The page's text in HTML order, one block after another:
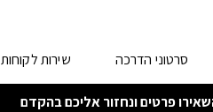
סרטוני הדרכה שירות לקוחות
פרטים ונחזור אליכם בהקדם